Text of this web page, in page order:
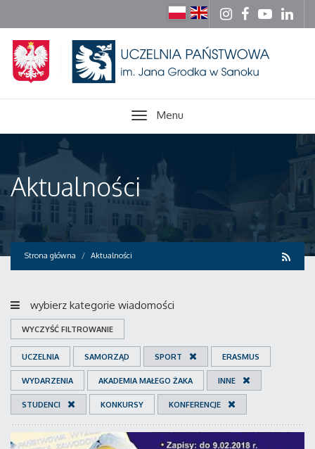
Menu
Aktualności
Strona główna Aktualności
wybierz kategorie wiadomości
WYCZYŚĆ FILTROWANIE
UCZELNIA SAMORZĄD SPORT ERASMUS
WYDARZENIA AKADEMIA MAŁEGO ŻAKA INNE
STUDENCI KONKURSY KONFERENCJE